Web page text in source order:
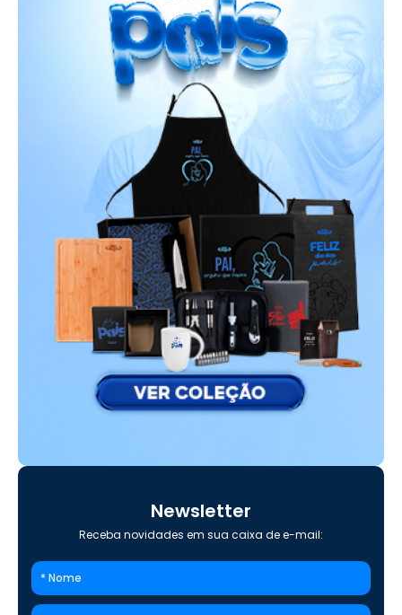
Newsletter
Receba novidades em sua caixa de e-mail: